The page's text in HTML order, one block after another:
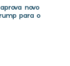
novo
para o